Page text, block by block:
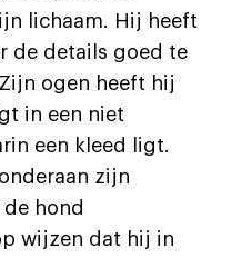
lichaam. Hij heeft
de details goed te
ogen heeft hij
in een niet
een kleed ligt.
zijn
hond
wijzen dat hij in